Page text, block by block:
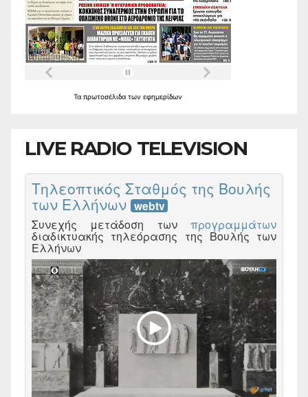
Τα πρωτοσέλιδα των εφημερίδων
LIVE RADIO TELEVISION